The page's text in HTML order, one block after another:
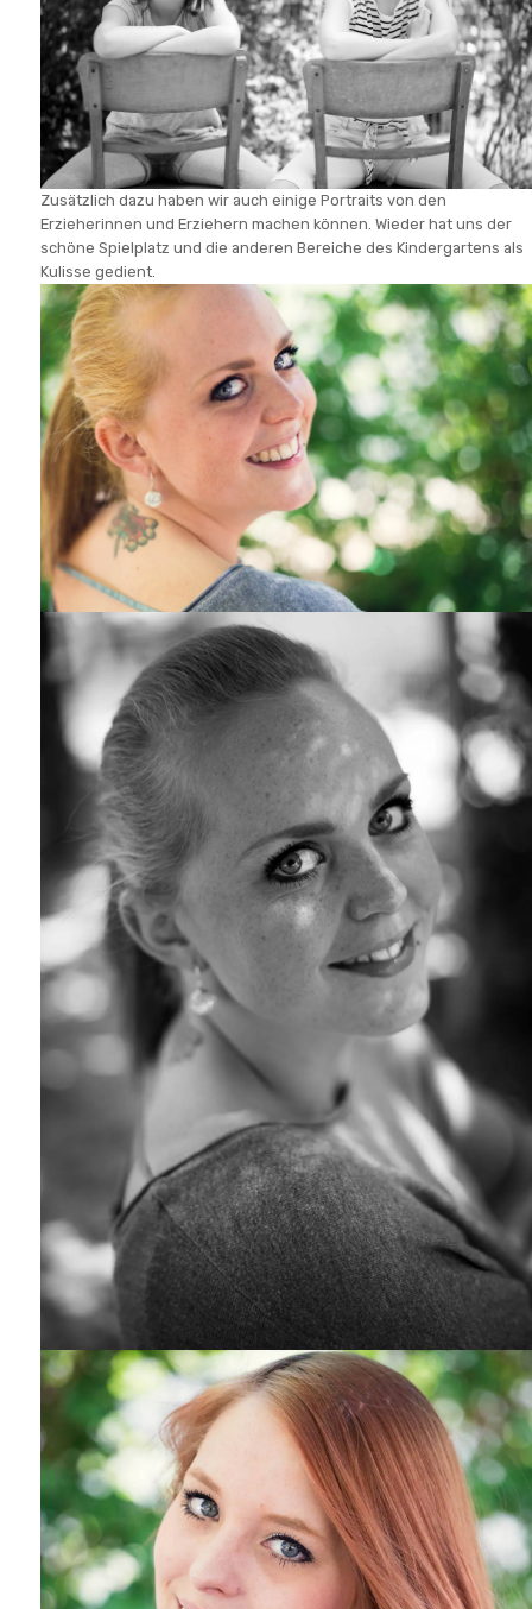
Zusätzlich dazu haben wir auch einige Portraits von den
Erzieherinnen und Erziehern machen können. Wieder hat uns der
schöne Spielplatz und die anderen Bereiche des Kindergartens als
Kulisse gedient.